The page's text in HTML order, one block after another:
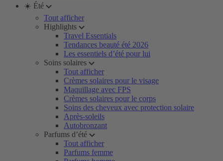
☀️ Été
Tout afficher
Highlights
Travel Essentials
Tendances beauté été 2026
Les essentiels d’été pour lui
Soins solaires
Tout afficher
Crèmes solaires pour le visage
Maquillage avec FPS
Crèmes solaires pour le corps
Soins des cheveux avec protection solaire
Après-soleils
Autobronzant
Parfums d’été
Tout afficher
Parfums femme